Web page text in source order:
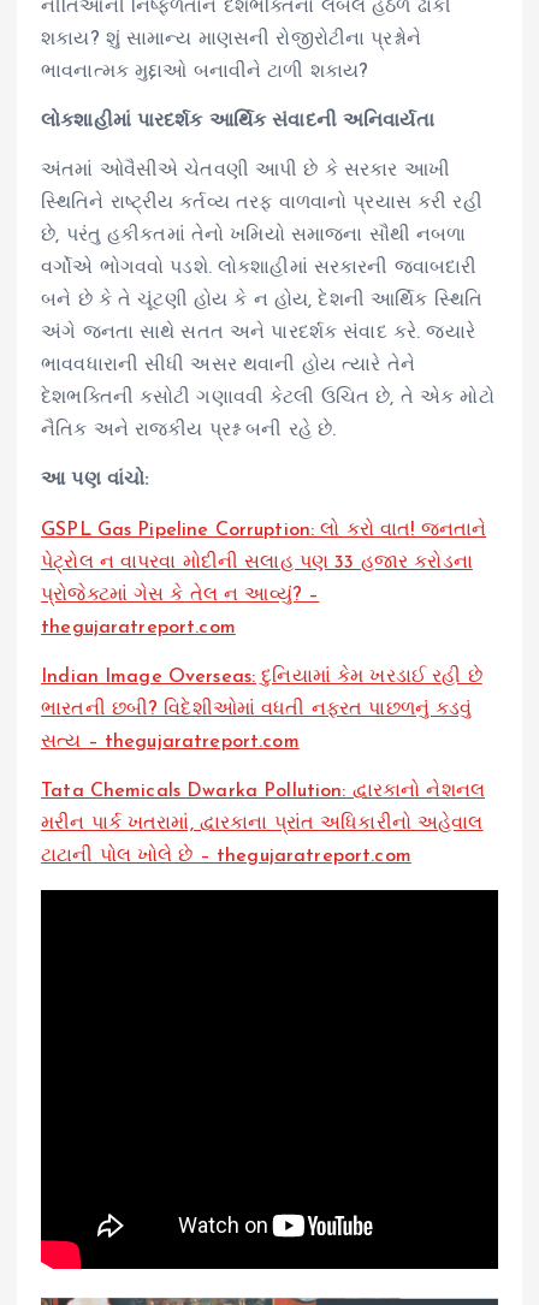
નીતિઓની નિષ્ફળતાને દેશભક્તિના લેબલ હેઠળ ઢાંકી
શકાય? શું સામાન્ય માણસની રોજીરોટીના પ્રશ્નોને
ભાવનાત્મક મુદ્દાઓ બનાવીને ટાળી શકાય?
લોકશાહીમાં પારદર્શક આર્થિક સંવાદની અનિવાર્યતા
અંતમાં ઓવૈસીએ ચેતવણી આપી છે કે સરકાર આખી
સ્થિતિને રાષ્ટ્રીય કર્તવ્ય તરફ વાળવાનો પ્રયાસ કરી રહી
છે, પરંતુ હકીકતમાં તેનો ખમિયો સમાજના સૌથી નબળા
વર્ગોએ ભોગવવો પડશે. લોકશાહીમાં સરકારની જવાબદારી
બને છે કે તે ચૂંટણી હોય કે ન હોય, દેશની આર્થિક સ્થિતિ
અંગે જનતા સાથે સતત અને પારદર્શક સંવાદ કરે. જ્યારે
ભાવવધારાની સીધી અસર થવાની હોય ત્યારે તેને
દેશભક્તિની કસોટી ગણાવવી કેટલી ઉચિત છે, તે એક મોટો
નૈતિક અને રાજકીય પ્રશ્ન બની રહે છે.
આ પણ વાંચો:
GSPL Gas Pipeline Corruption: લો કરો વાત! જનતાને
પેટ્રોલ ન વાપરવા મોદીની સલાહ પણ 33 હજાર કરોડના
પ્રોજેક્ટમાં ગેસ કે તેલ ન આવ્યું? –
thegujaratreport.com
Indian Image Overseas: દુનિયામાં કેમ ખરડાઈ રહી છે
ભારતની છબી? વિદેશીઓમાં વધતી નફરત પાછળનું કડવું
સત્ય – thegujaratreport.com
Tata Chemicals Dwarka Pollution: દ્વારકાનો નેશનલ
મરીન પાર્ક ખતરામાં, દ્વારકાના પ્રાંત અધિકારીનો અહેવાલ
ટાટાની પોલ ખોલે છે – thegujaratreport.com